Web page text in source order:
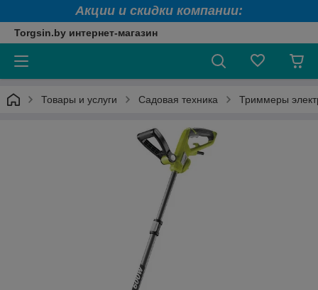
Акции и скидки компании:
Torgsin.by интернет-магазин
Товары и услуги Садовая техника Триммеры